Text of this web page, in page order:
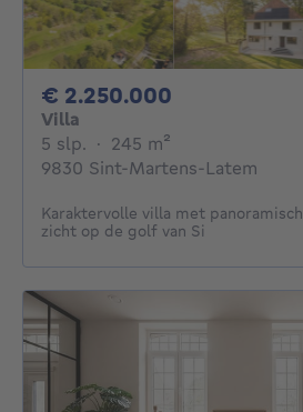
€ 2.250.000
Villa
5 slp. 5 slaapkamers
· 245 m²
9830 Sint-Martens-Latem
Karaktervolle villa met panoramisch
zicht op de golf van Si